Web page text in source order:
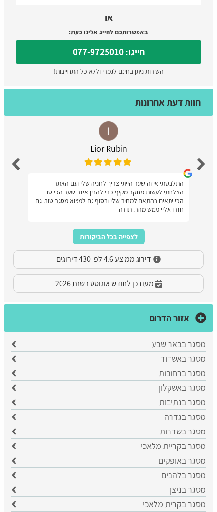
או
באפשרותכם לחייג אלינו כעת:
חייגו: 077-9725010
השירות ניתן בחינם לגמרי וללא כל התחייבות!
חוות דעת אחרונות
Lior Rubin
התלבטתי איזה שער הייתי צריך לחניה שלי ועם האתר
הצלחתי לעשות מחקר מקיף כדי להבין איזה שער הכי טוב
הכי יתאים בהתאם למחיר שלי ובסוף גם למצוא מסגר טוב. גם
חזרו אליי ממש מהר. תודה
לצפייה בכל הביקורות
דירוג ממוצע 4.6 לפי 430 דירוגים
מעודכן לחודש אוגוסט בשנת 2026
אזור הדרום
מסגר בבאר שבע
​מסגר באשדוד
מסגר ברחובות
מסגר באשקלון
מסגר בנתיבות
מסגר בגדרה
מסגר בשדרות
מסגר בקריית מלאכי
מסגר באופקים
מסגר בלהבים
מסגר בניצן
מסגר בקרית מלאכי